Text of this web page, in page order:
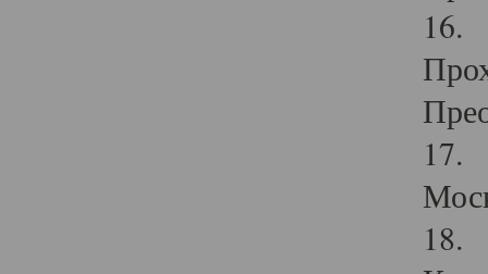
16.
17.
18.